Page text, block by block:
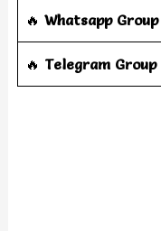
🔥 Whatsapp Group
‎️‍🔥 Telegram Group